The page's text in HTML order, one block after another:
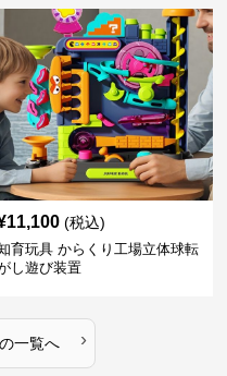
11,100 (税込)
育玩具 からくり工場立体球転
し遊び装置
一覧へ ›